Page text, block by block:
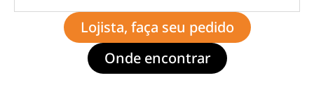
Lojista, faça seu pedido
Onde encontrar